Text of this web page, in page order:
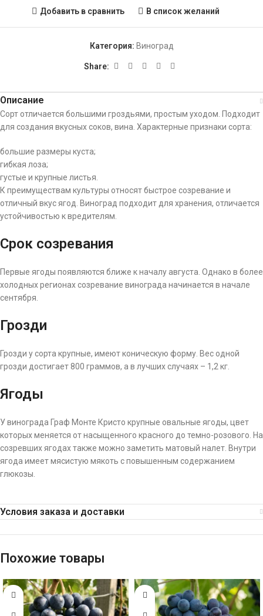
Добавить в сравнить В список желаний
Категория: Виноград
Share:
Описание
Сорт отличается большими гроздьями, простым уходом. Подходит
для создания вкусных соков, вина. Характерные признаки сорта:
большие размеры куста;
гибкая лоза;
густые и крупные листья.
К преимуществам культуры относят быстрое созревание и
отличный вкус ягод. Виноград подходит для хранения, отличается
устойчивостью к вредителям.
Срок созревания
Первые ягоды появляются ближе к началу августа. Однако в более
холодных регионах созревание винограда начинается в начале
сентября.
Грозди
Грозди у сорта крупные, имеют коническую форму. Вес одной
грозди достигает 800 граммов, а в лучших случаях – 1,2 кг.
Ягоды
У винограда Граф Монте Кристо крупные овальные ягоды, цвет
которых меняется от насыщенного красного до темно-розового. На
созревших ягодах также можно заметить матовый налет. Внутри
ягода имеет мясистую мякоть с повышенным содержанием
глюкозы.
Условия заказа и доставки
Похожие товары